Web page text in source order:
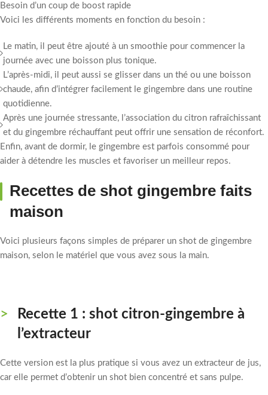
Besoin d’un coup de boost rapide
Voici les différents moments en fonction du besoin :
Le matin, il peut être ajouté à un smoothie pour commencer la
journée avec une boisson plus tonique.
L’après-midi, il peut aussi se glisser dans un thé ou une boisson
chaude, afin d’intégrer facilement le gingembre dans une routine
quotidienne.
Après une journée stressante, l’association du citron rafraîchissant
et du gingembre réchauffant peut offrir une sensation de réconfort.
Enfin, avant de dormir, le gingembre est parfois consommé pour
aider à détendre les muscles et favoriser un meilleur repos.
Recettes de shot gingembre faits
maison
Voici plusieurs façons simples de préparer un shot de gingembre
maison, selon le matériel que vous avez sous la main.
Recette 1 : shot citron-gingembre à
l’extracteur
Cette version est la plus pratique si vous avez un extracteur de jus,
car elle permet d’obtenir un shot bien concentré et sans pulpe.